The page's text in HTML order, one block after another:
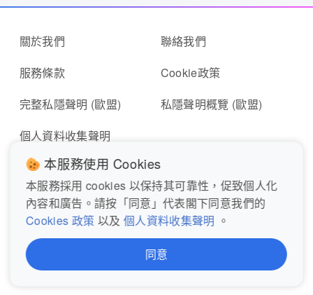
關於我們
服務條款
完整私隱聲明 (歐盟)
個人資料收集聲明
聯絡我們
Cookie政策
私隱聲明概覽 (歐盟)
即時報料 報東張表格
關注我們
© 2026 MyTV Super Limited
本服務使用 Cookies
本服務採用 cookies 以保持其可靠性，促致個人化
內容和廣告。請按「同意」代表閣下同意我們的
Cookies 政策 以及 個人資料收集聲明 。
同意